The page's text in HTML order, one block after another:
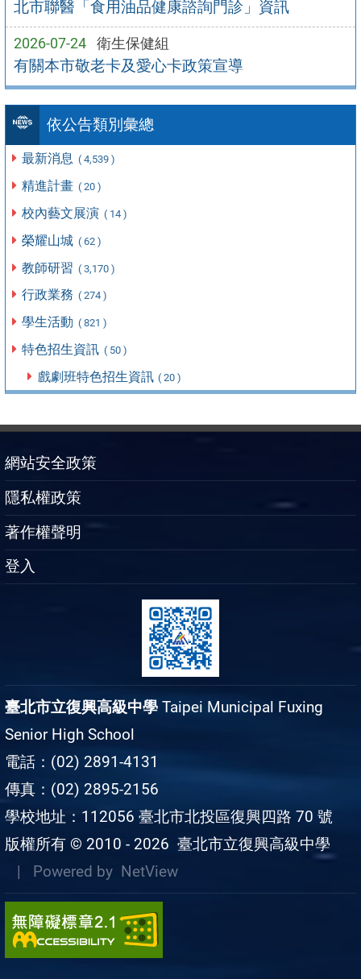
北市聯醫「食用油品健康諮詢門診」資訊
2026-07-24 衛生保健組
有關本市敬老卡及愛心卡政策宣導
依公告類別彙總
最新消息 ( 4,539 )
精進計畫 ( 20 )
校內藝文展演 ( 14 )
榮耀山城 ( 62 )
教師研習 ( 3,170 )
行政業務 ( 274 )
學生活動 ( 821 )
特色招生資訊 ( 50 )
戲劇班特色招生資訊 ( 20 )
網站安全政策
隱私權政策
著作權聲明
登入
臺北市立復興高級中學 Taipei Municipal Fuxing
Senior High School
電話：(02) 2891-4131
傳真：(02) 2895-2156
學校地址：112056 臺北市北投區復興四路 70 號
版權所有 © 2010 - 2026 臺北市立復興高級中學
| Powered by NetView